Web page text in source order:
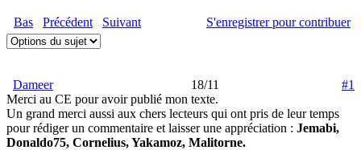
Bas Précédent Suivant S'enregistrer pour contribuer
Dameer 18/11
#1
Merci au CE pour avoir publié mon texte.
Un grand merci aussi aux chers lecteurs qui ont pris de leur temps
pour rédiger un commentaire et laisser une appréciation : Jemabi,
Donaldo75, Cornelius, Yakamoz, Malitorne.